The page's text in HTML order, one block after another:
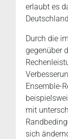
erlaubt es
Durch die
gegenüber
Ensemble-
mit
sich